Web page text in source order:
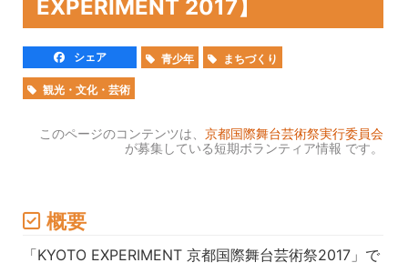
EXPERIMENT 2017】
シェア 青少年 まちづくり
観光・文化・芸術
このページのコンテンツは、 京都国際舞台芸術祭実行委員会
が募集している短期ボランティア情報 です。
概要
「KYOTO EXPERIMENT 京都国際舞台芸術祭2017」で